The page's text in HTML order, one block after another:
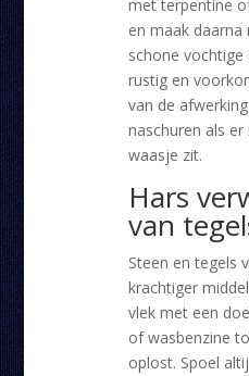
met terpentine
en maak daarna
schone vochtige
rustig en
van de
naschuren als er
waasje zit.
Hars
van
Steen en tegels
krachtiger
vlek met een
of wasbenzine
oplost. Spoel